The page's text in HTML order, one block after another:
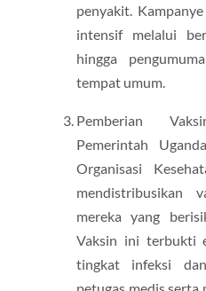
penyakit.
intensif melalui
hingga
tempat umum.
Pemberian
Pemerintah
Organisasi
mendistribusikan
mereka yang
Vaksin ini terbukti
tingkat infeksi